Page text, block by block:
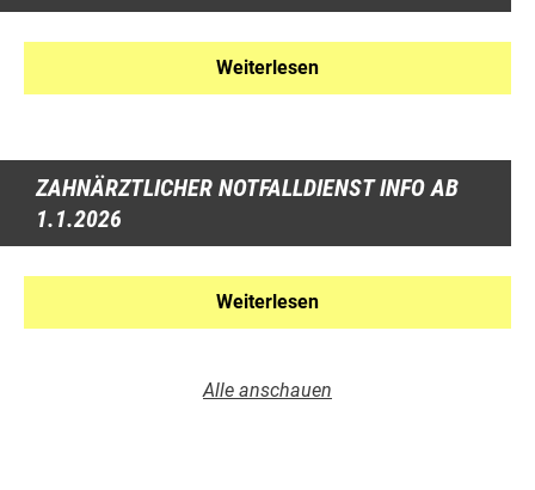
Weiterlesen
ZAHNÄRZTLICHER NOTFALLDIENST INFO AB
1.1.2026
Weiterlesen
Alle anschauen